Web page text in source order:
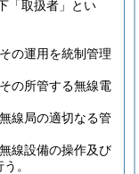
「取扱者」とい
の運用を統制管理
の所管する無線電
線局の適切なる管
線設備の操作及び
。